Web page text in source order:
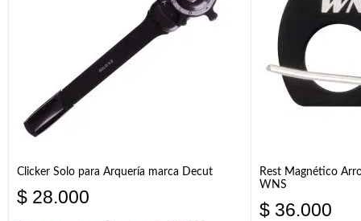
Clicker Solo para Arquería marca Decut
$ 28.000
Rest Magnético
WNS
$ 36.000